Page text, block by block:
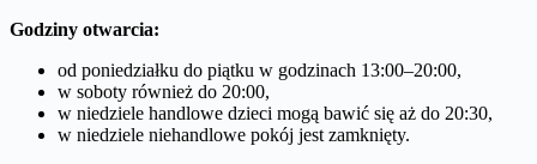
Godziny otwarcia:
od poniedziałku do piątku w godzinach 13:00–20:00,
w soboty również do 20:00,
w niedziele handlowe dzieci mogą bawić się aż do 20:30,
w niedziele niehandlowe pokój jest zamknięty.